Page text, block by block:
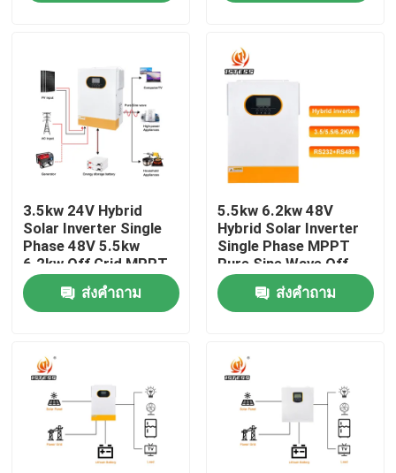
วิดีโอ
เกี่ยวกับเรา
การควบคุมคุณภาพ
ติดต่อเรา
ขอทุน
ไดรฟ์ความถี่ตัวแปร VFD
3.5kw 24V Hybrid
Solar Inverter Single
Phase 48V 5.5kw
6.2kw Off Grid MPPT
Pure Sine Wave With
Lithium Battery
Activation
ส่งคำถาม
5.5kw 6.2kw 48V
Hybrid Solar Inverter
Single Phase MPPT
Pure Sine Wave Off
Grid Solar Inverter
Fast 10ms Transfer
Time
ส่งคำถาม